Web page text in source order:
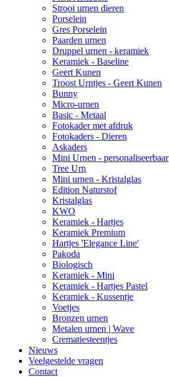
Strooi urnen dieren
Porselein
Gres Porselein
Paarden urnen
Druppel urnen - keramiek
Keramiek - Baseline
Geert Kunen
Troost Urntjes - Geert Kunen
Bunny
Micro-urnen
Basic - Metaal
Fotokader met afdruk
Fotokaders - Dieren
Askaders
Mini Urnen - personaliseerbaar
Tree Urn
Mini urnen - Kristalglas
Edition Naturstof
Kristalglas
KWO
Keramiek - Hartjes
Keramiek Premium
Hartjes 'Elegance Line'
Pakoda
Biologisch
Keramiek - Mini
Keramiek - Hartjes Pastel
Keramiek - Kussentje
Voetjes
Bronzen urnen
Metalen urnen | Wave
Crematiesteentjes
Nieuws
Veelgestelde vragen
Contact